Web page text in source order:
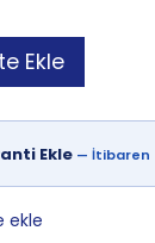
Ekle
Ekle — İtibaren
ekle